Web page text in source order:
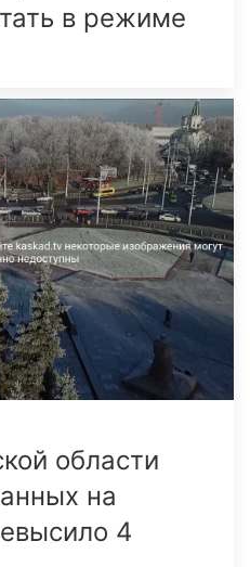
в режиме
области
на
4